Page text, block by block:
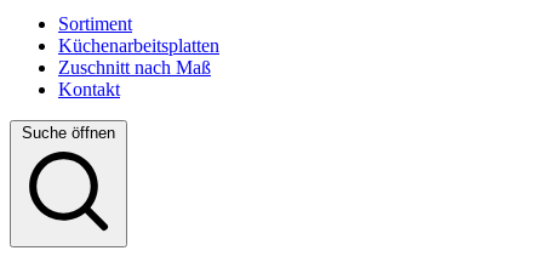
Sortiment
Küchenarbeitsplatten
Zuschnitt nach Maß
Kontakt
Suche öffnen